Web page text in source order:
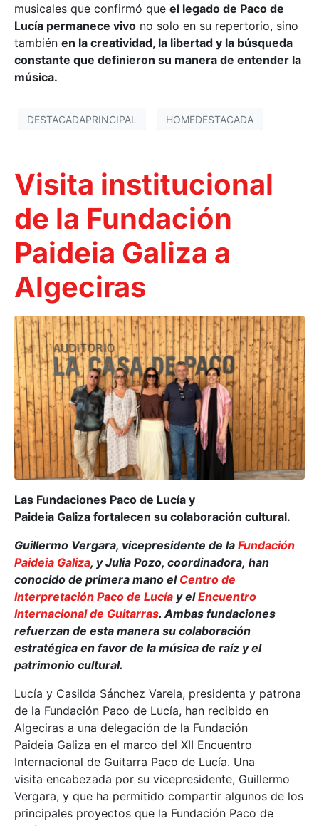
musicales que confirmó que el legado de Paco de
Lucía permanece vivo no solo en su repertorio, sino
también en la creatividad, la libertad y la búsqueda
constante que definieron su manera de entender la
música.
DESTACADAPRINCIPAL HOMEDESTACADA
Visita institucional
de la Fundación
Paideia Galiza a
Algeciras
Las Fundaciones Paco de Lucía y
Paideia Galiza fortalecen su colaboración cultural.
Guillermo Vergara, vicepresidente de la Fundación
Paideia Galiza, y Julia Pozo, coordinadora, han
conocido de primera mano el Centro de
Interpretación Paco de Lucía y elEncuentro
Internacional de Guitarras. Ambas fundaciones
refuerzan de esta manera su colaboración
estratégica en favor de la música de raíz y el
patrimonio cultural.
Lucía y Casilda Sánchez Varela, presidenta y patrona
de la Fundación Paco de Lucía, han recibido en
Algeciras a una delegación de la Fundación
Paideia Galiza en el marco del XII Encuentro
Internacional de Guitarra Paco de Lucía. Una
visita encabezada por su vicepresidente, Guillermo
Vergara, y que ha permitido compartir algunos de los
principales proyectos que la Fundación Paco de